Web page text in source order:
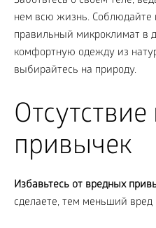
нем всю жизнь. Соблюдайте
правильный микроклимат в
комфортную одежду из
выбирайтесь на природу.
привычек
Избавьтесь от вредных
сделаете, тем меньший вред